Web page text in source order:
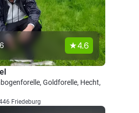
4.6
Goldforelle, Hecht,
Friedeburg